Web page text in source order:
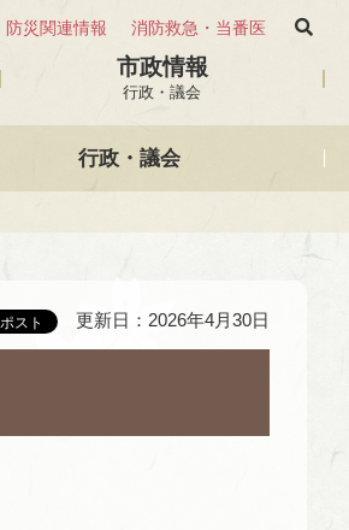
防災関連情報 消防救急・当番医
市政情報
行政・議会
行政・議会
更新日：2026年4月30日